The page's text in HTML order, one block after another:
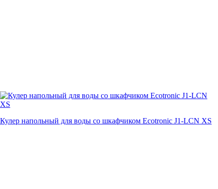
Кулер напольный для воды со шкафчиком Ecotronic J1-LCN XS